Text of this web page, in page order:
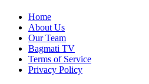
Home
About Us
Our Team
Bagmati TV
Terms of Service
Privacy Policy